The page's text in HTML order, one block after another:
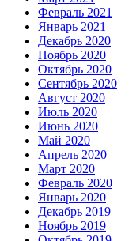
Февраль 2021
Январь 2021
Декабрь 2020
Ноябрь 2020
Октябрь 2020
Сентябрь 2020
Август 2020
Июль 2020
Июнь 2020
Май 2020
Апрель 2020
Март 2020
Февраль 2020
Январь 2020
Декабрь 2019
Ноябрь 2019